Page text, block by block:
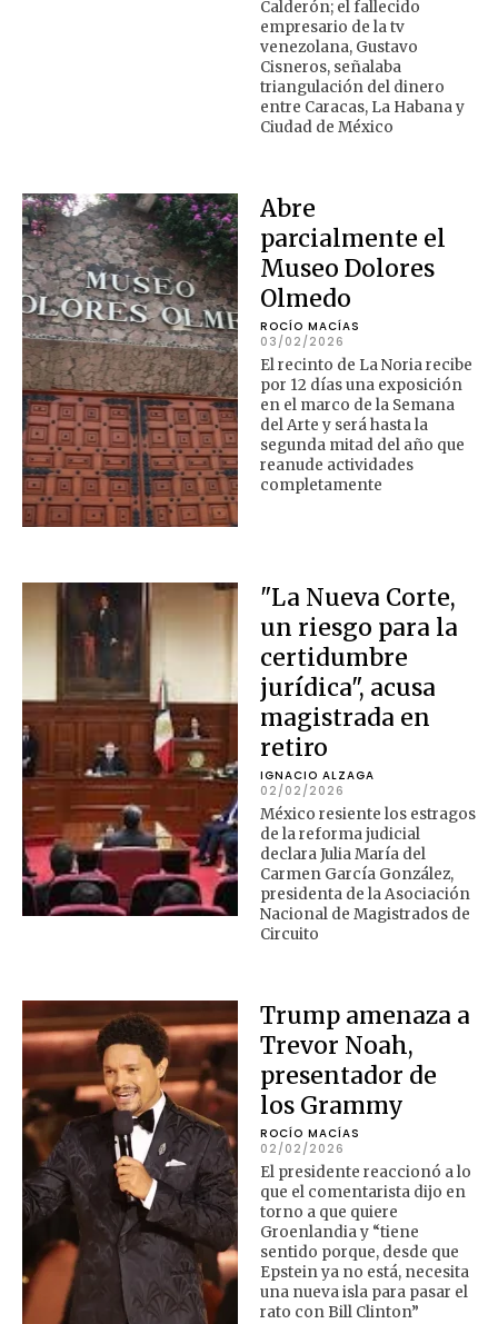
Calderón; el fallecido
empresario de la tv
venezolana, Gustavo
Cisneros, señalaba
triangulación del dinero
entre Caracas, La Habana y
Ciudad de México
Abre
parcialmente el
Museo Dolores
Olmedo
ROCÍO MACÍAS
03/02/2026
El recinto de La Noria recibe
por 12 días una exposición
en el marco de la Semana
del Arte y será hasta la
segunda mitad del año que
reanude actividades
completamente
"La Nueva Corte,
un riesgo para la
certidumbre
jurídica", acusa
magistrada en
retiro
IGNACIO ALZAGA
02/02/2026
México resiente los estragos
de la reforma judicial
declara Julia María del
Carmen García González,
presidenta de la Asociación
Nacional de Magistrados de
Circuito
Trump amenaza a
Trevor Noah,
presentador de
los Grammy
ROCÍO MACÍAS
02/02/2026
El presidente reaccionó a lo
que el comentarista dijo en
torno a que quiere
Groenlandia y “tiene
sentido porque, desde que
Epstein ya no está, necesita
una nueva isla para pasar el
rato con Bill Clinton”